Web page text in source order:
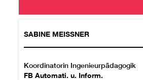
SABINE MEISSNER
Koordinatorin Ingenieurpädagogik
FB Automati. u. Inform.